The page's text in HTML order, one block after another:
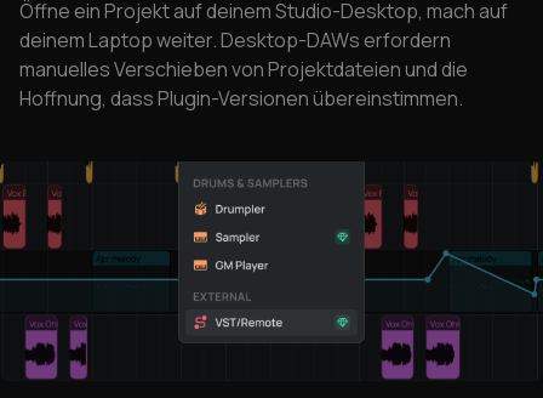
Öffne ein Projekt auf deinem Studio-Desktop, mach auf
deinem Laptop weiter. Desktop-DAWs erfordern
manuelles Verschieben von Projektdateien und die
Hoffnung, dass Plugin-Versionen übereinstimmen.